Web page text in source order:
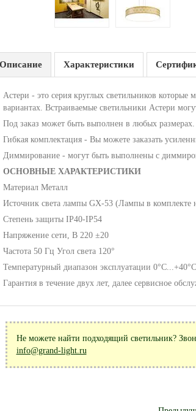
Описание Характеристики
Астери - это серия круглых светильников
вариантах. Встраиваемые светильники Астери
Под заказ может быть выполнен в любых размерах.
Гибкая комплектация - Вы можете заказать
Диммирование - могут быть выполнены с
ОСНОВНЫЕ ХАРАКТЕРИСТИКИ
Материал Металл
Источник света лампы GX-53 (Лампы в комплекте
Степень защиты IP40-IP54
Напряжение сети, В 220 ±20
Частота 50 Гц Угол света 120°
Температурный диапазон эксплуатации 0°С...+40°С
Гарантия в течение двух лет, далее сервисное
Не можете найти подходящий светильник?
info@grand-light.ru